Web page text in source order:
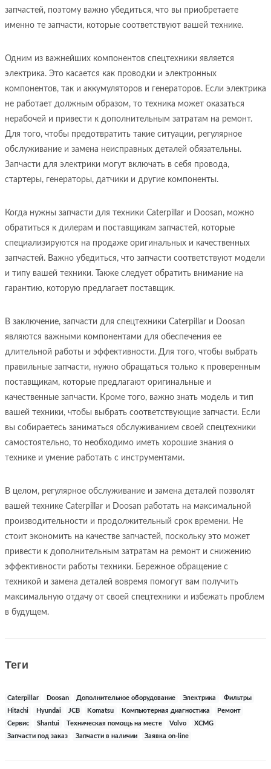
запчастей, поэтому важно убедиться, что вы приобретаете
именно те запчасти, которые соответствуют вашей технике.
Одним из важнейших компонентов спецтехники является
электрика. Это касается как проводки и электронных
компонентов, так и аккумуляторов и генераторов. Если электрика
не работает должным образом, то техника может оказаться
нерабочей и привести к дополнительным затратам на ремонт.
Для того, чтобы предотвратить такие ситуации, регулярное
обслуживание и замена неисправных деталей обязательны.
Запчасти для электрики могут включать в себя провода,
стартеры, генераторы, датчики и другие компоненты.
Когда нужны запчасти для техники Caterpillar и Doosan, можно
обратиться к дилерам и поставщикам запчастей, которые
специализируются на продаже оригинальных и качественных
запчастей. Важно убедиться, что запчасти соответствуют модели
и типу вашей техники. Также следует обратить внимание на
гарантию, которую предлагает поставщик.
В заключение, запчасти для спецтехники Caterpillar и Doosan
являются важными компонентами для обеспечения ее
длительной работы и эффективности. Для того, чтобы выбрать
правильные запчасти, нужно обращаться только к проверенным
поставщикам, которые предлагают оригинальные и
качественные запчасти. Кроме того, важно знать модель и тип
вашей техники, чтобы выбрать соответствующие запчасти. Если
вы собираетесь заниматься обслуживанием своей спецтехники
самостоятельно, то необходимо иметь хорошие знания о
технике и умение работать с инструментами.
В целом, регулярное обслуживание и замена деталей позволят
вашей технике Caterpillar и Doosan работать на максимальной
производительности и продолжительный срок времени. Не
стоит экономить на качестве запчастей, поскольку это может
привести к дополнительным затратам на ремонт и снижению
эффективности работы техники. Бережное обращение с
техникой и замена деталей вовремя помогут вам получить
максимальную отдачу от своей спецтехники и избежать проблем
в будущем.
Теги
Caterpillar Doosan Дополнительное оборудование Электрика Фильтры
Hitachi Hyundai JCB Komatsu Компьютерная диагностика Ремонт
Сервис Shantui Техническая помощь на месте Volvo XCMG
Запчасти под заказ Запчасти в наличии Заявка on-line